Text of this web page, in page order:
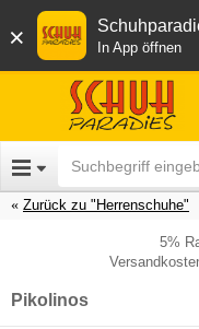
× In App öffnen
Zurück zu "Herrenschuhe"
5%
Pikolinos